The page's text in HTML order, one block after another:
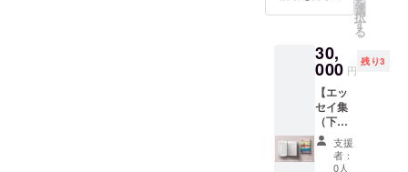
掲載を
合 その
旨備考
欄にご
入力く
ださ
い。
■エッセ
イ集巻
末にお
名前の
掲載を
希望し
ない場
名前の
掲載を
希望す
る場合
備考欄
にお名
前をご
入力く
ださ
ビュー
記事制
定3
名］】
エッセ
イ集下
巻を2冊
お届け
しま
す。 巻
末に掲
選
択
す
る
30,
000 円
残り3
【エッ
セイ集
（下
巻）2冊
＋エッ
セイ集
支援
者：
0人